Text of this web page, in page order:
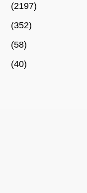
(2197)
(352)
(58)
(40)